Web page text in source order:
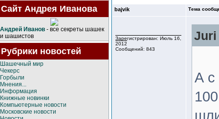
Сайт Андрея Иванова
Андрей Иванов - все секреты шашек
и шашистов
Рубрики новостей
Шашечный мир
Чекерс
Горбыли
Мнения...
Информация
Книжные новинки
Компьютерные новости
Московские новости
bajvik Тема
Зарегистрирован: Июль 16,
2012
Сообщений: 843
Juri
А с